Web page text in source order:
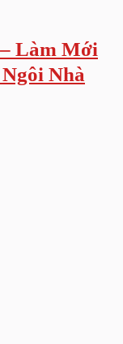
Làm Mới
Nhà